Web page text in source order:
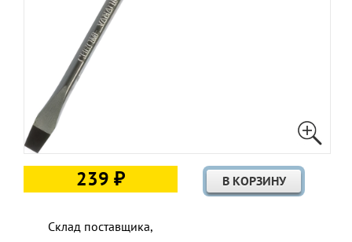
239 ₽
Склад поставщика,